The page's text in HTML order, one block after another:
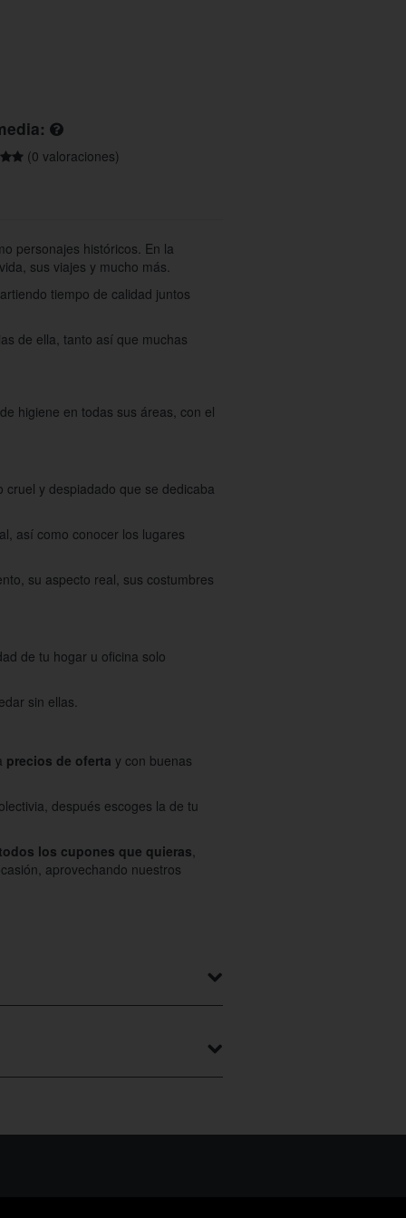
(0 valoraciones)
personajes históricos. En la
sus viajes y mucho más.
tiempo de calidad juntos
de ella, tanto así que muchas
higiene en todas sus áreas, con el
y despiadado que se dedicaba
así como conocer los lugares
su aspecto real, sus costumbres
de tu hogar u oficina solo
sin ellas.
precios de oferta y con buenas
después escoges la de tu
los cupones que quieras,
aprovechando nuestros